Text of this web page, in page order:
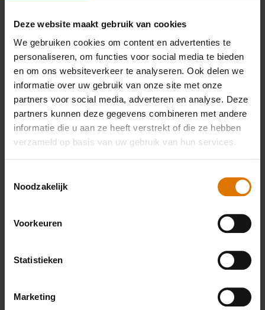
Deze website maakt gebruik van cookies
We gebruiken cookies om content en advertenties te
personaliseren, om functies voor social media te bieden
en om ons websiteverkeer te analyseren. Ook delen we
informatie over uw gebruik van onze site met onze
partners voor social media, adverteren en analyse. Deze
partners kunnen deze gegevens combineren met andere
informatie die u aan ze heeft verstrekt of die ze hebben
verzameld op basis van uw gebruik van hun services.
Noodzakelijk
Voorkeuren
Statistieken
Marketing
Aanbevolen
accessoires